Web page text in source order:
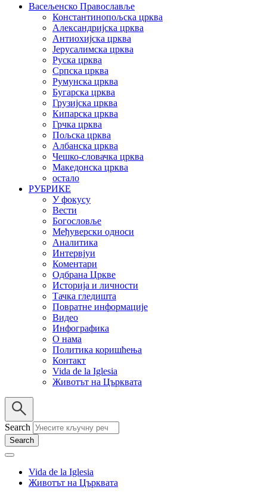
Васељенско Православље
Константинопољска црква
Александријска црква
Антиохијска црква
Јерусалимска црква
Руска црква
Српска црква
Румунска црква
Бугарска црква
Грузијска црква
Кипарска црква
Грчка црква
Пољска црква
Албанска црква
Чешко-словачка црква
Македонска црква
остало
РУБРИКЕ
У фокусу
Вести
Богословље
Међуверски односи
Аналитика
Интервјуи
Коментари
Одбрана Цркве
Историја и личности
Тачка гледишта
Повратне информације
Видео
Инфографика
О нама
Политика коришћења
Контакт
Vida de la Iglesia
Животът на Църквата
Search
Vida de la Iglesia
Животът на Църквата